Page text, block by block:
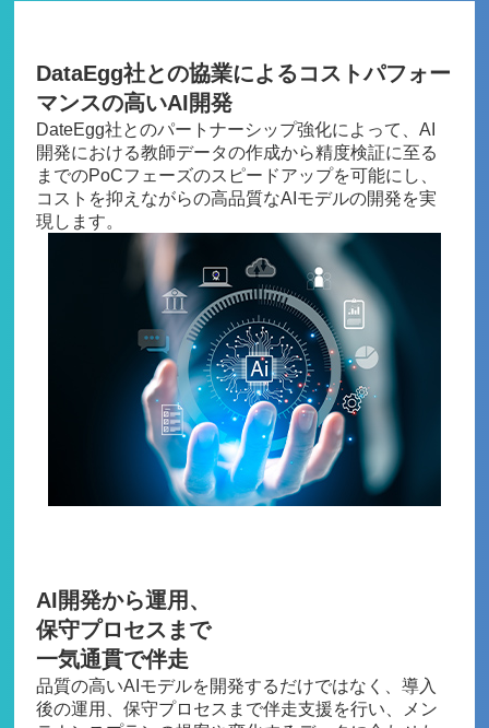
DataEgg社との協業によるコストパフォー
マンスの高いAI開発
DateEgg社とのパートナーシップ強化によって、AI
開発における教師データの作成から精度検証に至る
までのPoCフェーズのスピードアップを可能にし、
コストを抑えながらの高品質なAIモデルの開発を実
現します。
AI開発から運用、
保守プロセスまで
一気通貫で伴走
品質の高いAIモデルを開発するだけではなく、導入
後の運用、保守プロセスまで伴走支援を行い、メン